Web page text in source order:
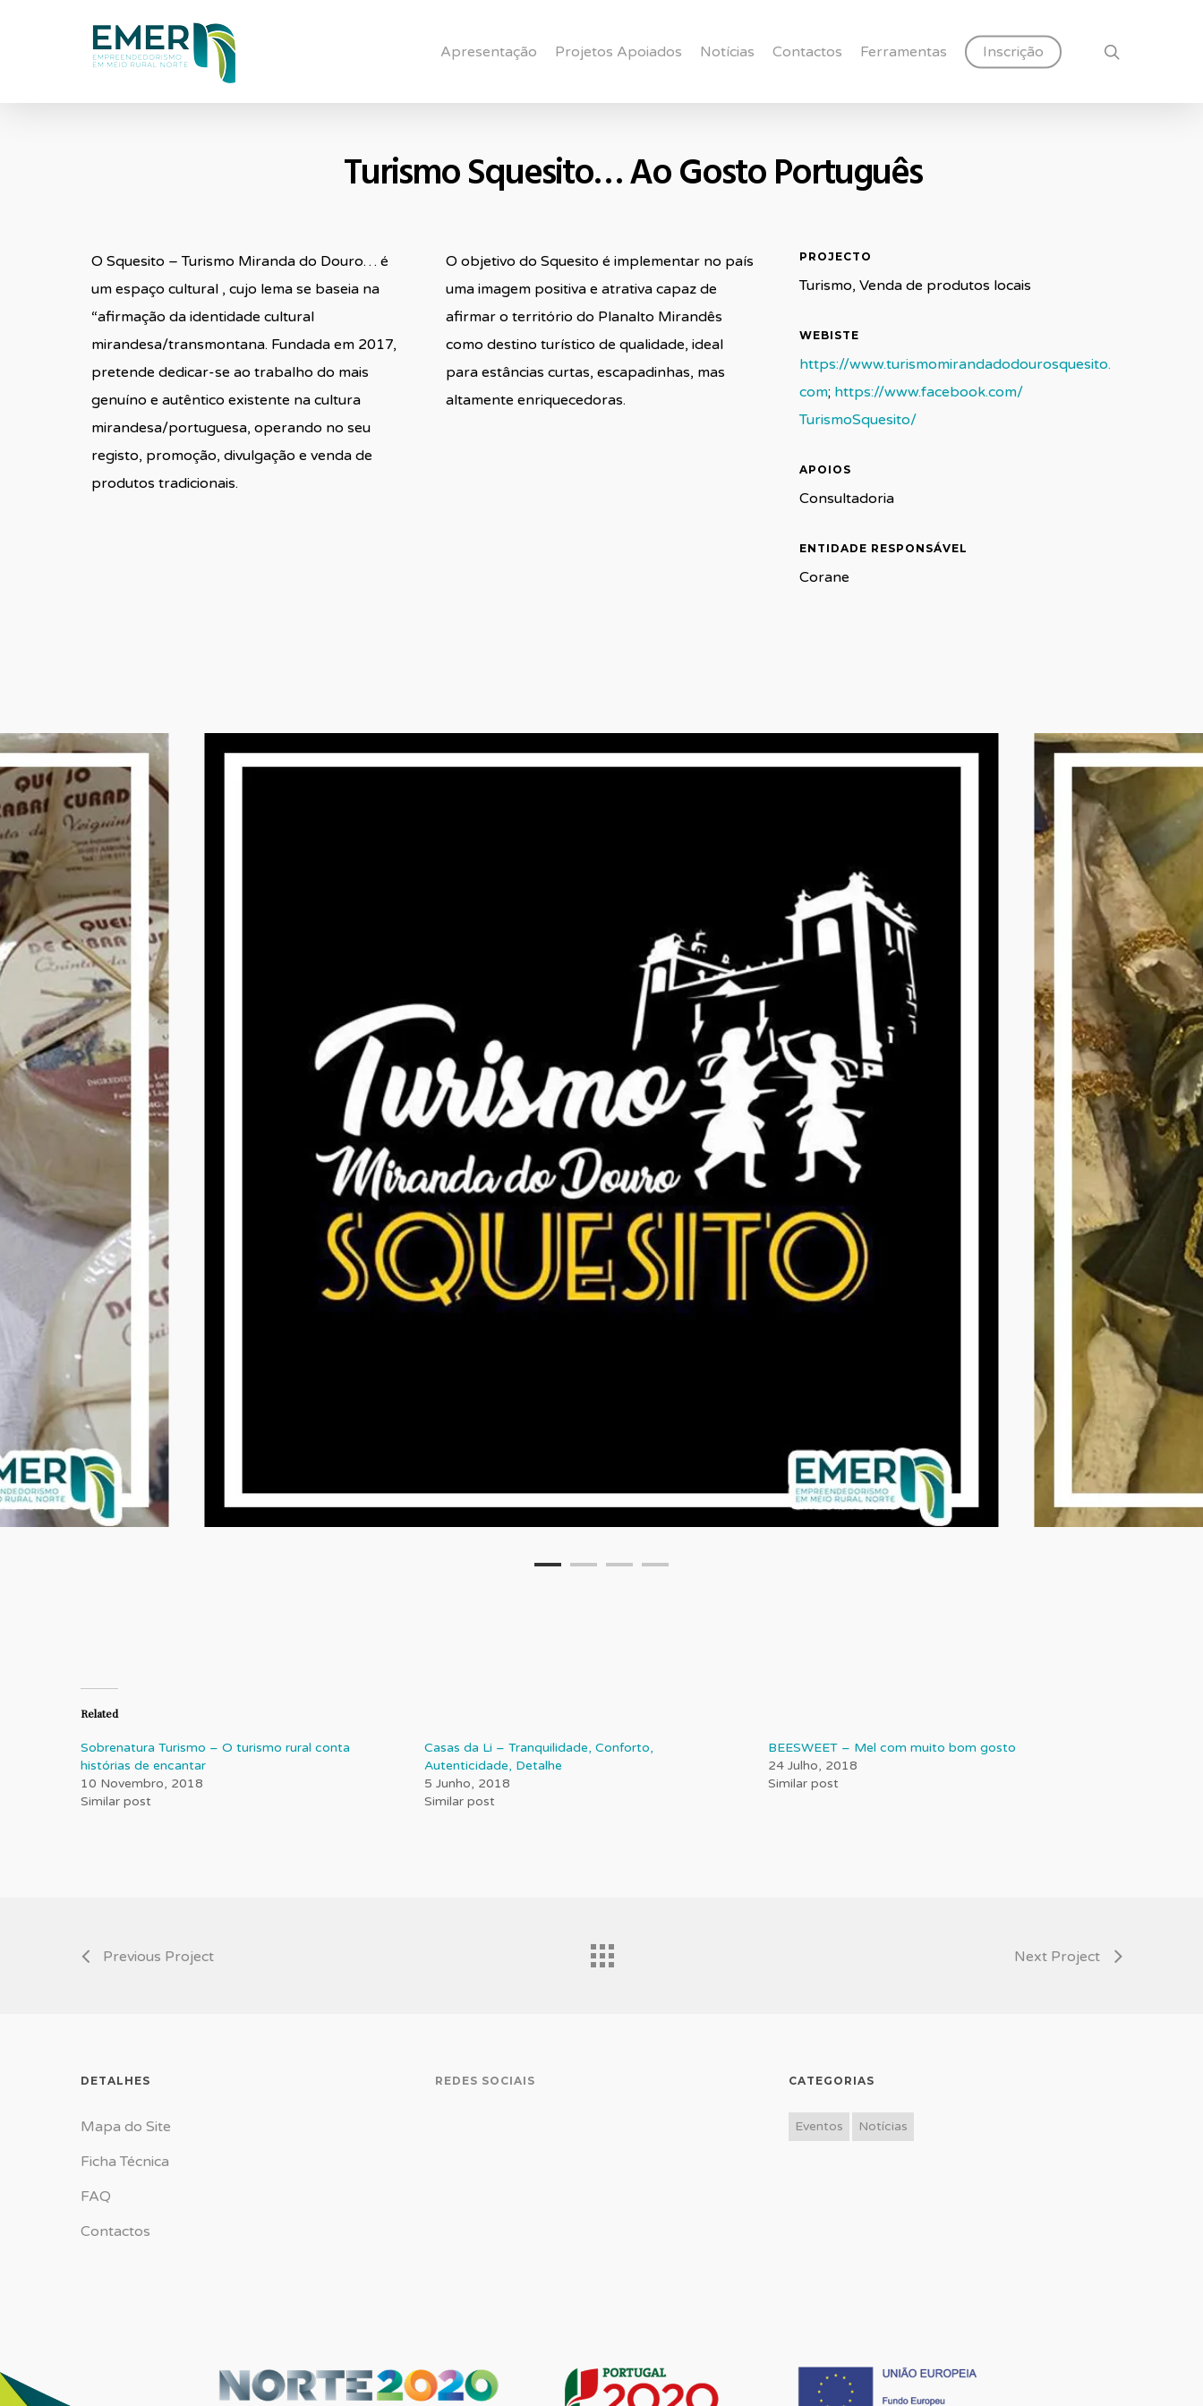
Apresentação Projetos Apoiados Notícias Contactos Ferramentas Inscrição
Turismo Squesito… Ao Gosto Português
O Squesito – Turismo Miranda do Douro… é
um espaço cultural , cujo lema se baseia na
“afirmação da identidade cultural
mirandesa/transmontana. Fundada em 2017,
pretende dedicar-se ao trabalho do mais
genuíno e autêntico existente na cultura
mirandesa/portuguesa, operando no seu
registo, promoção, divulgação e venda de
produtos tradicionais.
O objetivo do Squesito é implementar no país
uma imagem positiva e atrativa capaz de
afirmar o território do Planalto Mirandês
como destino turístico de qualidade, ideal
para estâncias curtas, escapadinhas, mas
altamente enriquecedoras.
PROJECTO
Turismo, Venda de produtos locais
WEBISTE
https://www.turismomirandadodourosquesito.
com; https://www.facebook.com/
TurismoSquesito/
APOIOS
Consultadoria
ENTIDADE RESPONSÁVEL
Corane
Related
Sobrenatura Turismo – O turismo rural conta
histórias de encantar
10 Novembro, 2018
Similar post
Casas da Li – Tranquilidade, Conforto,
Autenticidade, Detalhe
5 Junho, 2018
Similar post
BEESWEET – Mel com muito bom gosto
24 Julho, 2018
Similar post
Previous Project Next Project
DETALHES
Mapa do Site
Ficha Técnica
FAQ
Contactos
REDES SOCIAIS CATEGORIAS
Eventos Notícias